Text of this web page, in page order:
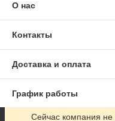
О нас
Контакты
Доставка и оплата
График работы
Сейчас компания не